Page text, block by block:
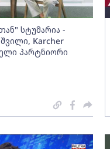
სტუმარია -
Karcher
პარტნიორი